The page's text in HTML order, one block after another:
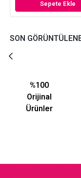
Sepete Ekle
SON
%100
Orijinal
Ürünler